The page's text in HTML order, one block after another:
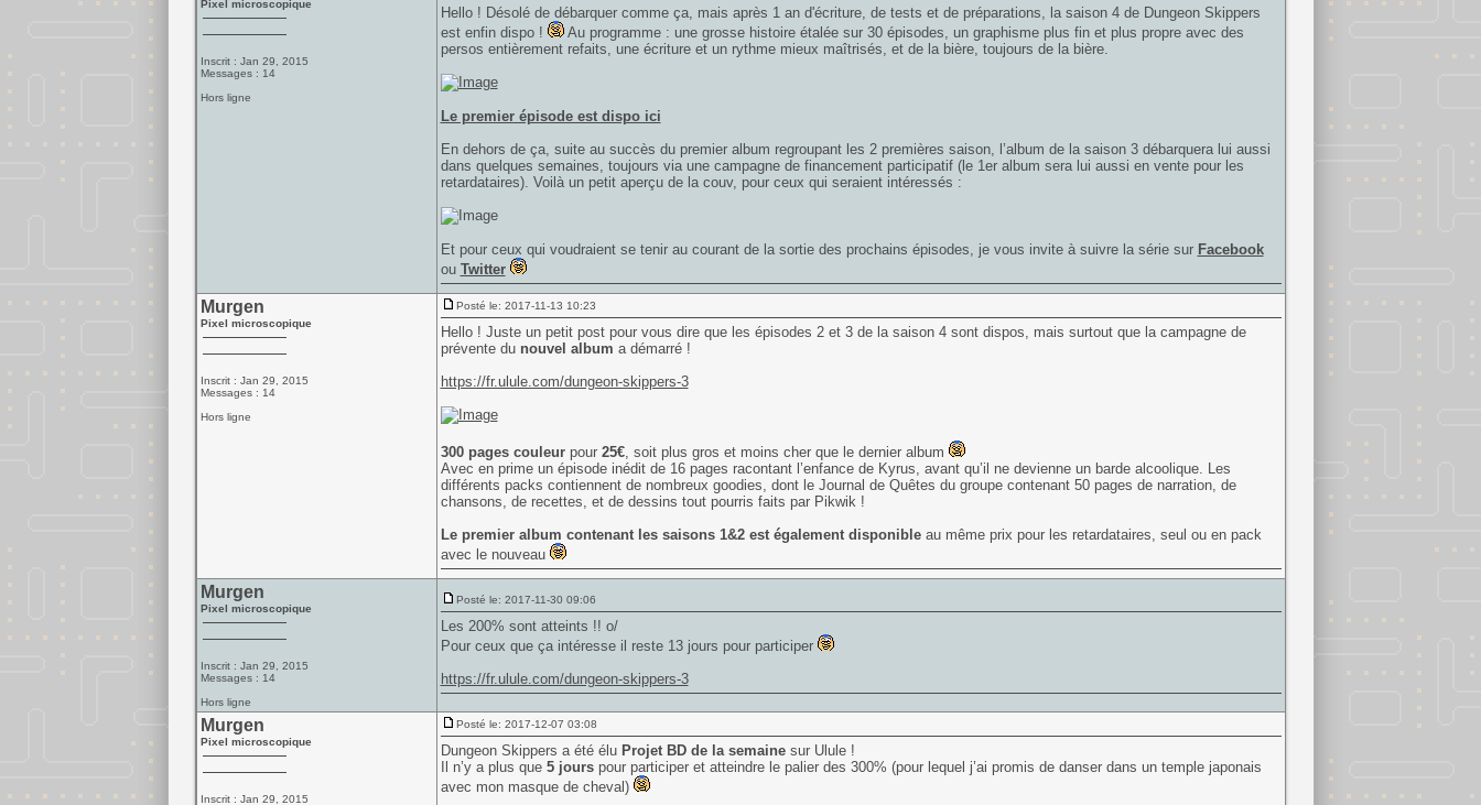
Pixel microscopique
Inscrit : Jan 29, 2015
Messages : 14
Hors ligne
Hello ! Désolé de débarquer comme ça, mais après 1 an d'écriture, de tests et de préparations, la saison 4 de Dungeon Skippers
est enfin dispo !
Au programme : une grosse histoire étalée sur 30 épisodes, un graphisme plus fin et plus propre avec des
persos entièrement refaits, une écriture et un rythme mieux maîtrisés, et de la bière, toujours de la bière.
Le premier épisode est dispo ici
En dehors de ça, suite au succès du premier album regroupant les 2 premières saison, l’album de la saison 3 débarquera lui aussi
dans quelques semaines, toujours via une campagne de financement participatif (le 1er album sera lui aussi en vente pour les
retardataires). Voilà un petit aperçu de la couv, pour ceux qui seraient intéressés :
Et pour ceux qui voudraient se tenir au courant de la sortie des prochains épisodes, je vous invite à suivre la série sur Facebook
ou Twitter
Murgen
Pixel microscopique
Inscrit : Jan 29, 2015
Messages : 14
Hors ligne
Posté le: 2017-11-13 10:23
Hello ! Juste un petit post pour vous dire que les épisodes 2 et 3 de la saison 4 sont dispos, mais surtout que la campagne de
prévente du nouvel album a démarré !
https://fr.ulule.com/dungeon-skippers-3
300 pages couleurpour 25€, soit plus gros et moins cher que le dernier album
Avec en prime un épisode inédit de 16 pages racontant l’enfance de Kyrus, avant qu’il ne devienne un barde alcoolique. Les
différents packs contiennent de nombreux goodies, dont le Journal de Quêtes du groupe contenant 50 pages de narration, de
chansons, de recettes, et de dessins tout pourris faits par Pikwik !
Le premier album contenant les saisons 1&2 est également disponibleau même prix pour les retardataires, seul ou en pack
avec le nouveau
Murgen
Pixel microscopique
Inscrit : Jan 29, 2015
Messages : 14
Hors ligne
Posté le: 2017-11-30 09:06
Les 200% sont atteints !! o/
Pour ceux que ça intéresse il reste 13 jours pour participer
https://fr.ulule.com/dungeon-skippers-3
Murgen
Pixel microscopique
Inscrit : Jan 29, 2015
Posté le: 2017-12-07 03:08
Dungeon Skippers a été élu Projet BD de la semainesur Ulule !
Il n’y a plus que 5 jourspour participer et atteindre le palier des 300% (pour lequel j’ai promis de danser dans un temple japonais
avec mon masque de cheval)